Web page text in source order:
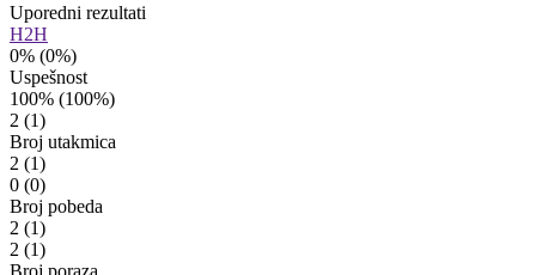
Uporedni rezultati
H2H
0% (0%)
Uspešnost
100% (100%)
2 (1)
Broj utakmica
2 (1)
0 (0)
Broj pobeda
2 (1)
2 (1)
Broj poraza